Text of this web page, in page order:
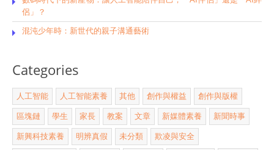
侶」？
混沌少年時：新世代的親子溝通藝術
Categories
人工智能 人工智能素養 其他 創作與權益 創作與版權
區塊鏈 學生 家長 教案 文章 新媒體素養 新聞時事
新興科技素養 明辨真假 未分類 欺凌與安全